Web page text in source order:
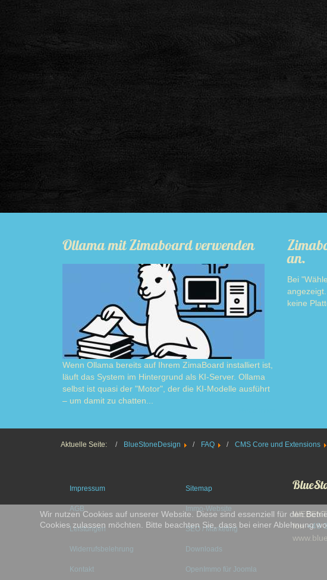
Ollama mit Zimaboard verwenden
Wenn Ollama bereits auf Ihrem ZimaBoard installiert ist,
läuft das System im Hintergrund als KI-Server. Ollama
selbst ist quasi der "Motor", der die KI-Modelle ausführt
– um damit zu chatten...
an.
Bei
keine
Aktuelle Seite: BlueStoneDesign FAQ CMS Core und Extensions
Impressum
AGB
Leistungen
Widerrufsbelehrung
Kontakt
Sitemap
Immo-Website
SEO / Marketing
Downloads
OpenImmo für Joomla
fon+49
Wir nutzen Cookies auf unserer Website. Diese sind essenziell für den
Cookies zulassen möchten. Bitte beachten Sie, dass bei einer Ablehnung